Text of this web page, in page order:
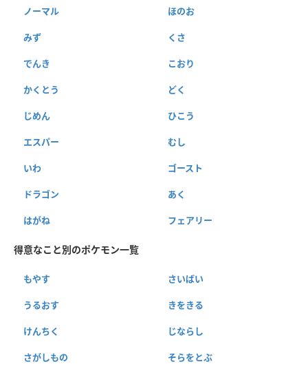
ノーマル ほのお
みず くさ
でんき こおり
かくとう どく
じめん ひこう
エスパー むし
いわ ゴースト
ドラゴン あく
はがね フェアリー
得意なこと別のポケモン一覧
もやす さいばい
うるおす きをきる
けんちく じならし
さがしもの そらをとぶ